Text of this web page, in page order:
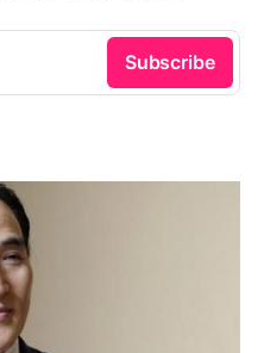
Subscribe